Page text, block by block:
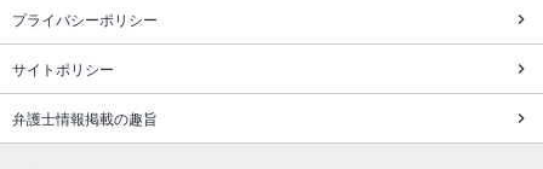
プライバシーポリシー
サイトポリシー
弁護士情報掲載の趣旨